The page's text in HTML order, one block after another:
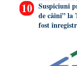
Suspiciuni
de câini” la
fost